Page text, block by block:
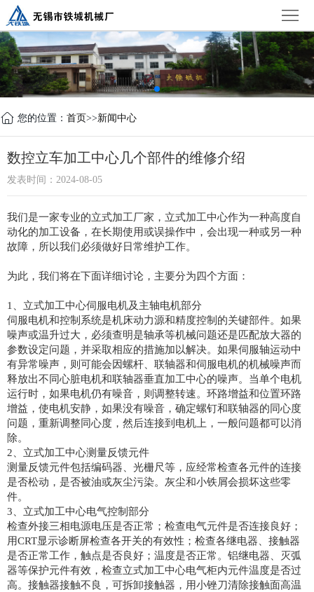
首
页
公
司
简
新
闻
心
产
中
备
示
荣
证
书
系
我
们
您的位置： 首页>>新闻中心
数控立车加工中心几个部件的维修介绍
发表时间：2024-08-05
我们是一家专业的立式加工厂家，立式加工中心作为一种高度自
动化的加工设备，在长期使用或误操作中，会出现一种或另一种
故障，所以我们必须做好日常维护工作。
为此，我们将在下面详细讨论，主要分为四个方面：
1、立式加工中心伺服电机及主轴电机部分
伺服电机和控制系统是机床动力源和精度控制的关键部件。如果
噪声或温升过大，必须查明是轴承等机械问题还是匹配放大器的
参数设定问题，并采取相应的措施加以解决。如果伺服轴运动中
有异常噪声，则可能会因螺杆、联轴器和伺服电机的机械噪声而
释放出不同心脏电机和联轴器垂直加工中心的噪声。当单个电机
运行时，如果电机仍有噪音，则调整转速。环路增益和位置环路
增益，使电机安静，如果没有噪音，确定螺钉和联轴器的同心度
问题，重新调整同心度，然后连接到电机上，一般问题都可以消
除。
2、立式加工中心测量反馈元件
测量反馈元件包括编码器、光栅尺等，应经常检查各元件的连接
是否松动，是否被油或灰尘污染。灰尘和小铁屑会损坏这些零
件。
3、立式加工中心电气控制部分
检查外接三相电源电压是否正常；检查电气元件是否连接良好；
用CRT显示诊断屏检查各开关的有效性；检查各继电器、接触器
是否正常工作，触点是否良好；温度是否正常。铝继电器、灭弧
器等保护元件有效，检查立式加工中心电气柜内元件温度是否过
高。接触器接触不良，可拆卸接触器，用小锉刀清除接触面高温